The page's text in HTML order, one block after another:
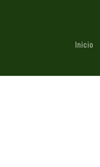
Inicio